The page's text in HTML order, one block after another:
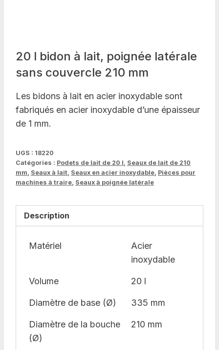
20 l bidon à lait, poignée latérale
sans couvercle 210 mm
Les bidons à lait en acier inoxydable sont
fabriqués en acier inoxydable d’une épaisseur
de 1 mm.
UGS : 18220
Catégories : Podets de lait de 20 l, Seaux de lait de 210
mm, Seaux à lait, Seaux en acier inoxydable, Pièces pour
machines à traire, Seaux à poignée latérale
Description
Matériel
Acier
inoxydable
Volume 20 l
Diamètre de base (Ø) 335 mm
Diamètre de la bouche
(Ø)
210 mm